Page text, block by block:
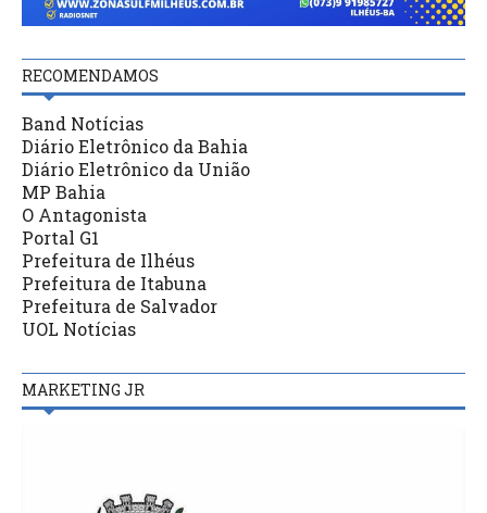
RECOMENDAMOS
Band Notícias
Diário Eletrônico da Bahia
Diário Eletrônico da União
MP Bahia
O Antagonista
Portal G1
Prefeitura de Ilhéus
Prefeitura de Itabuna
Prefeitura de Salvador
UOL Notícias
MARKETING JR